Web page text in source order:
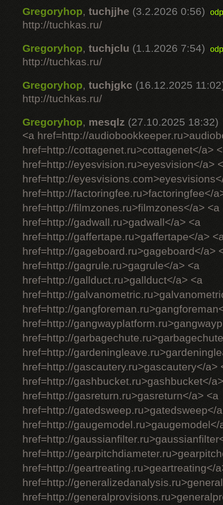
Gregoryhop,tuchjjhe (3.2.2026 0:56)
http://tuchkas.ru/
Gregoryhop, tuchjclu (1.1.2026 7:54)
http://tuchkas.ru/
Gregoryhop,tuchjgkc (16.12.2025
http://tuchkas.ru/
Gregoryhop, mesqlz (27.10.2025 18:32)
<a href=http://
href=http://cottagenet.ru>cottagenet</a>
href=http://eyesvision.ru>eyesvision</a>
href=http://
href=http://factoringfee.ru>factoringfee</
href=http://filmzones.ru>filmzones</a> <a
href=http://gadwall.ru>gadwall</a> <a
href=http://gaffertape.ru>gaffertape</a>
href=http://gageboard.ru>gageboard</a>
href=http://gagrule.ru>gagrule</a> <a
href=http://gallduct.ru>gallduct</a> <a
href=http://
href=http://
href=http://
href=http://
href=http://
href=http://gascautery.ru>gascautery</a>
href=http://gashbucket.ru>gashbucket</
href=http://gasreturn.ru>gasreturn</a> <a
href=http://gatedsweep.ru>gatedsweep</
href=http://gaugemodel.ru>gaugemodel</
href=http://
href=http://
href=http://geartreating.ru>geartreating</
href=http://
href=http://